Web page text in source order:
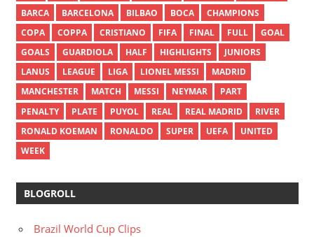
BARCA
BARCELONA BILBAO BOCA
CHAMPIONS
COPA
COPPA CRISTIANO FIFA FINAL FULL
GOAL
GOALS
GUARDIOLA HALF HIGHLIGHTS
JUNIORS
LANUS
LEAGUE LIGA LIONEL MESSI
MADRID
MANCHESTER
MATCH MESSI NEYMAR
PART
PENALTY
PLATE PUYOL REAL REAL MADRID
RIVER
RONALD KOEMAN
RONALDO SUPER UEFA
UNITED
WEEK
BLOGROLL
Brazil World Cup Clips